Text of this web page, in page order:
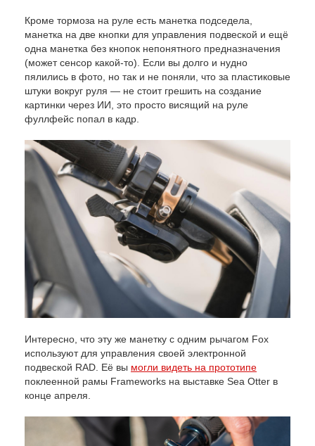
Кроме тормоза на руле есть манетка подседела,
манетка на две кнопки для управления подвеской и ещё
одна манетка без кнопок непонятного предназначения
(может сенсор какой-то). Если вы долго и нудно
пялились в фото, но так и не поняли, что за пластиковые
штуки вокруг руля — не стоит грешить на создание
картинки через ИИ, это просто висящий на руле
фуллфейс попал в кадр.
Интересно, что эту же манетку с одним рычагом Fox
используют для управления своей электронной
подвеской RAD. Её вы могли видеть на прототипе
поклеенной рамы Frameworks на выставке Sea Otter в
конце апреля.